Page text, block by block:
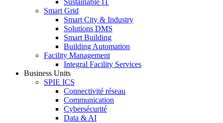
Sustainable IT
Smart Grid
Smart City & Industry
Solutions DMS
Smart Building
Building Automation
Facility Management
Integral Facility Services
Business Units
SPIE ICS
Connectivité réseau
Communication
Cybersécurité
Data & AI